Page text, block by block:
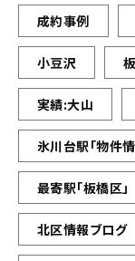
成約事例
小豆沢
実績:大山
氷川台駅「物件情
最寄駅「板橋区」
北区情報ブログ